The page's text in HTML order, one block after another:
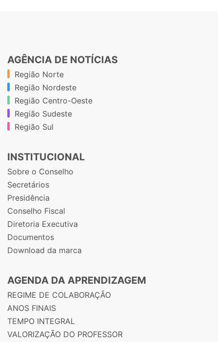
AGÊNCIA DE NOTÍCIAS
Região Norte
Região Nordeste
Região Centro-Oeste
Região Sudeste
Região Sul
INSTITUCIONAL
Sobre o Conselho
Secretários
Presidência
Conselho Fiscal
Diretoria Executiva
Documentos
Download da marca
AGENDA DA APRENDIZAGEM
REGIME DE COLABORAÇÃO
ANOS FINAIS
TEMPO INTEGRAL
VALORIZAÇÃO DO PROFESSOR